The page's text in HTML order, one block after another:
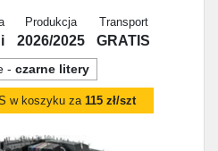
Produkcja
2026/2025
Transport
GRATIS
- czarne litery
w koszyku za 115 zł/szt